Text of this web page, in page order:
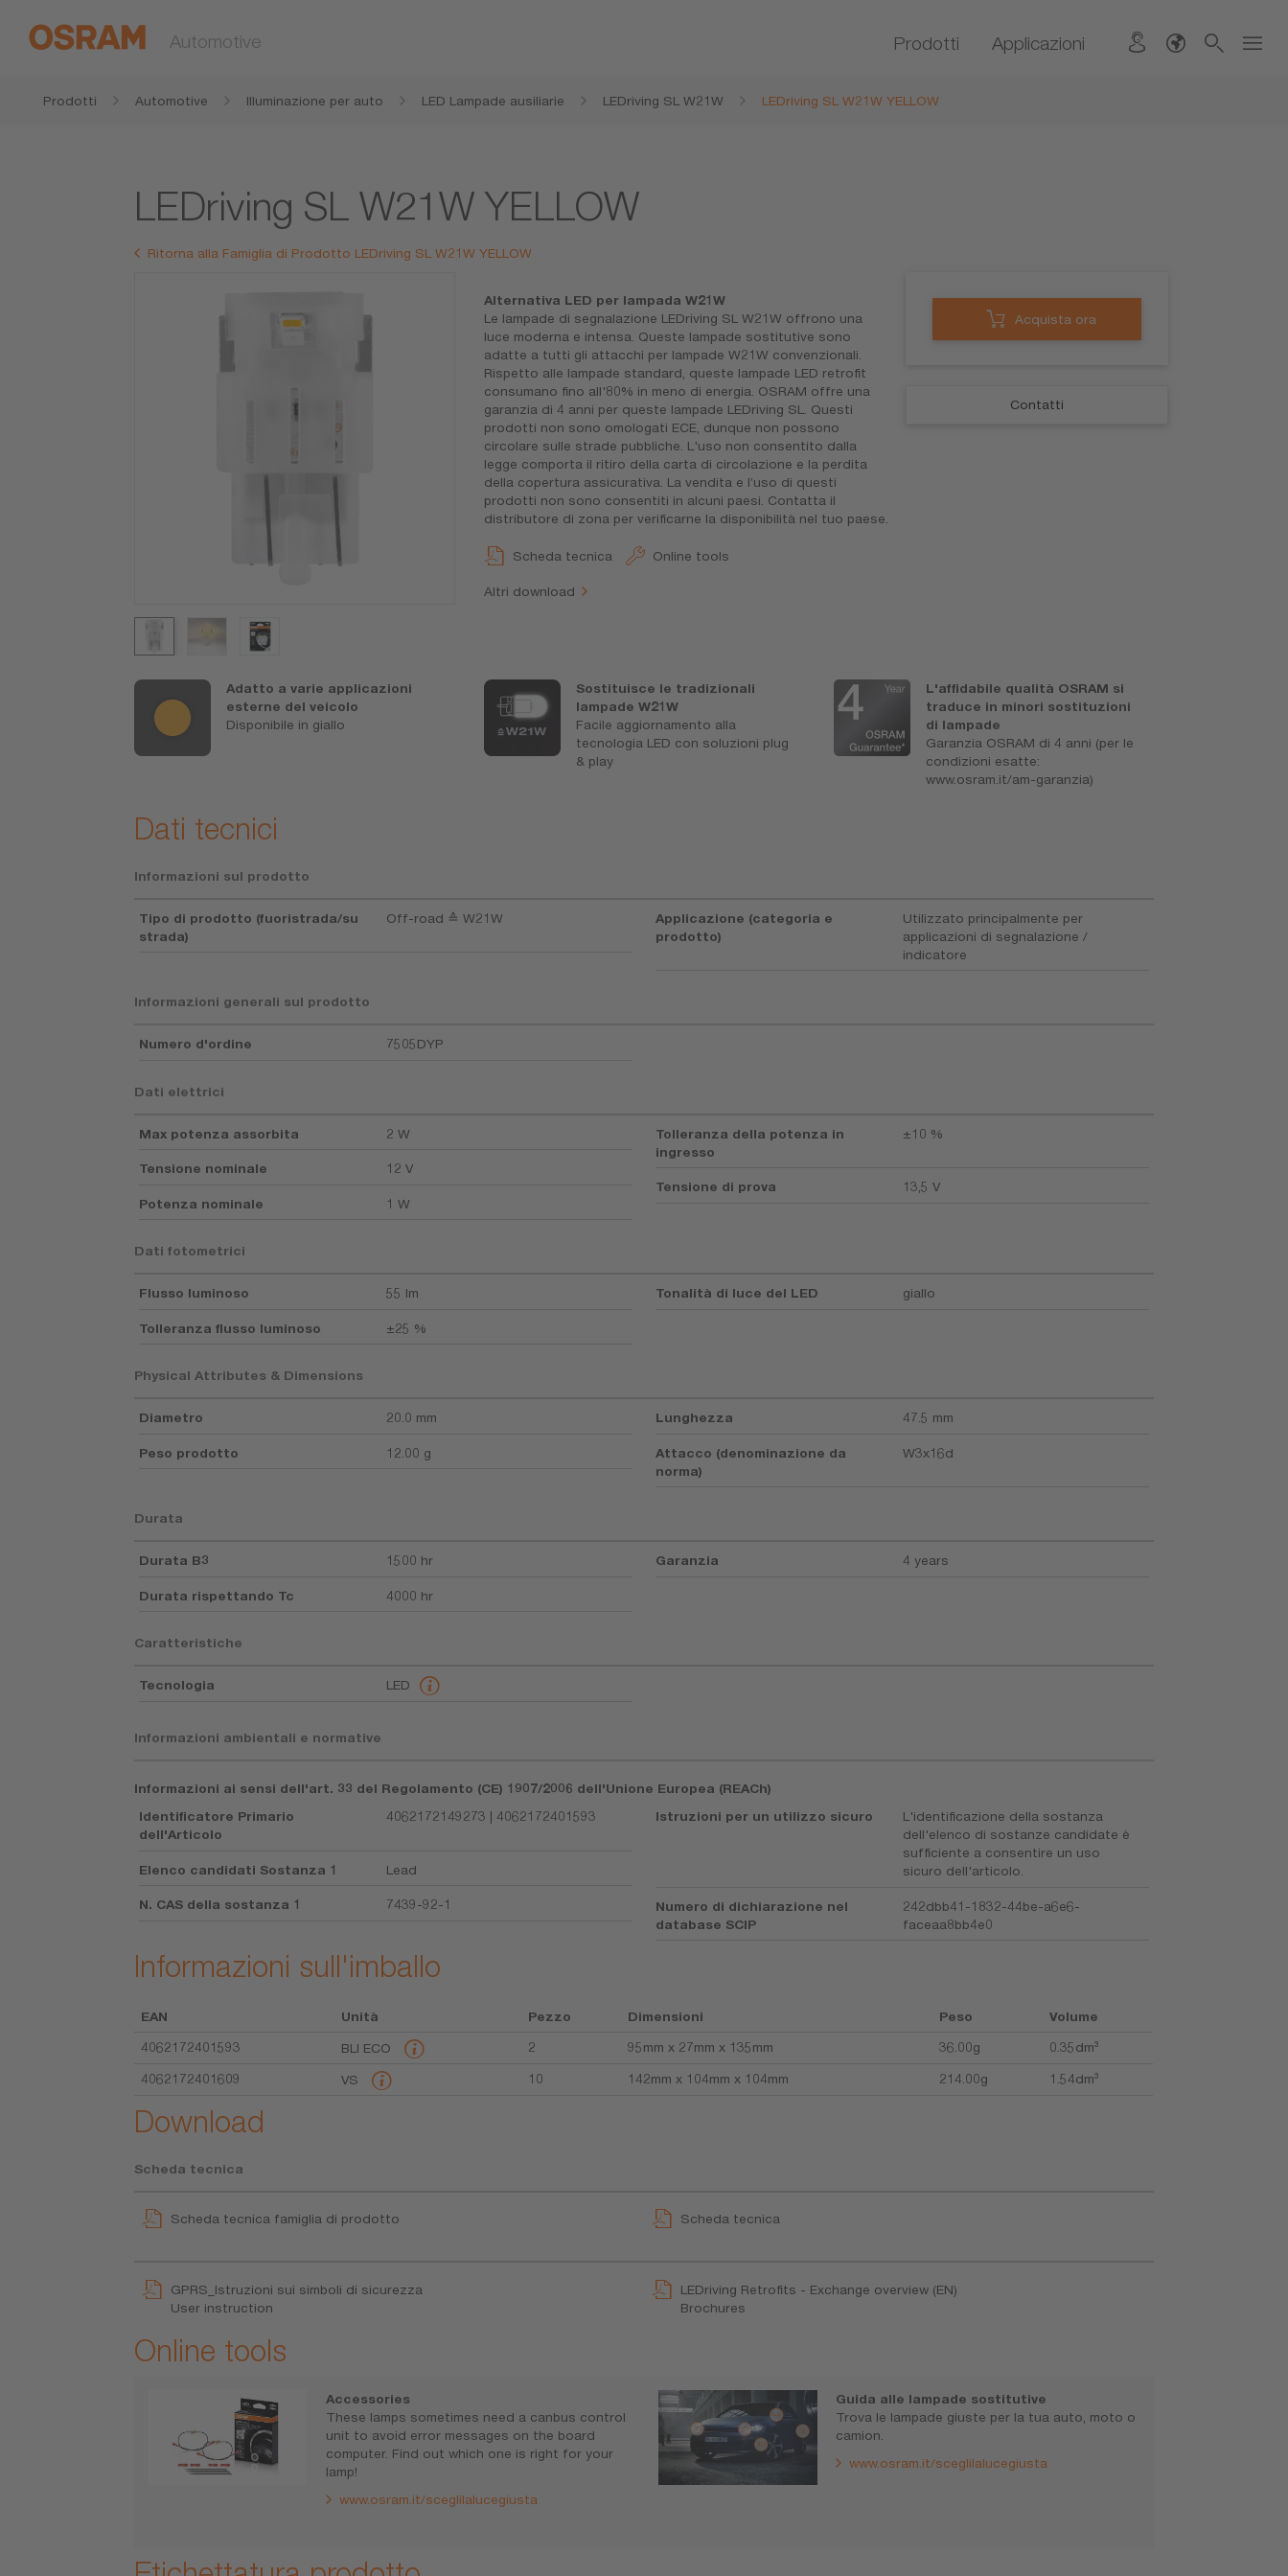
Automotive Prodotti Applicazioni
Prodotti Automotive Illuminazione per auto LED Lampade ausiliarie LEDriving SL W21W LEDriving SL W21W YELLOW
LEDriving SL W21W YELLOW
Ritorna alla Famiglia di Prodotto LEDriving SL W21W YELLOW
Alternativa LED per lampada W21W
Le lampade di segnalazione LEDriving SL W21W offrono una
luce moderna e intensa. Queste lampade sostitutive sono
adatte a tutti gli attacchi per lampade W21W convenzionali.
Rispetto alle lampade standard, queste lampade LED retrofit
consumano fino all'80% in meno di energia. OSRAM offre una
garanzia di 4 anni per queste lampade LEDriving SL. Questi
prodotti non sono omologati ECE, dunque non possono
circolare sulle strade pubbliche. L'uso non consentito dalla
legge comporta il ritiro della carta di circolazione e la perdita
della copertura assicurativa. La vendita e l’uso di questi
prodotti non sono consentiti in alcuni paesi. Contatta il
distributore di zona per verificarne la disponibilità nel tuo paese.
Scheda tecnica Online tools
Altri download
Acquista ora
Contatti
Adatto a varie applicazioni
esterne del veicolo
Disponibile in giallo
Sostituisce le tradizionali
lampade W21W
Facile aggiornamento alla
tecnologia LED con soluzioni plug
& play
L'affidabile qualità OSRAM si
traduce in minori sostituzioni
di lampade
Garanzia OSRAM di 4 anni (per le
condizioni esatte:
www.osram.it/am-garanzia)
Dati tecnici
Informazioni sul prodotto
Tipo di prodotto (fuoristrada/su
strada)
Off-road ≙ W21W
Applicazione (categoria e
prodotto)
Utilizzato principalmente per
applicazioni di segnalazione /
indicatore
Informazioni generali sul prodotto
Numero d'ordine 7505DYP
Dati elettrici
Max potenza assorbita 2 W
Tensione nominale 12 V
Potenza nominale 1 W
Tolleranza della potenza in
ingresso
±10 %
Tensione di prova 13,5 V
Dati fotometrici
Flusso luminoso 55 lm
Tolleranza flusso luminoso ±25 %
Tonalità di luce del LED giallo
Physical Attributes & Dimensions
Diametro 20.0 mm
Peso prodotto 12.00 g
Lunghezza 47.5 mm
Attacco (denominazione da
norma)
W3x16d
Durata
Durata B3 1500 hr
Durata rispettando Tc 4000 hr
Garanzia 4 years
Caratteristiche
Tecnologia LED
Informazioni ambientali e normative
Informazioni ai sensi dell'art. 33 del Regolamento (CE) 1907/2006 dell'Unione Europea (REACh)
Identificatore Primario
dell'Articolo
4062172149273 | 4062172401593
Elenco candidati Sostanza 1 Lead
N. CAS della sostanza 1 7439-92-1
Istruzioni per un utilizzo sicuro
L'identificazione della sostanza
dell'elenco di sostanze candidate è
sufficiente a consentire un uso
sicuro dell'articolo.
Numero di dichiarazione nel
database SCIP
242dbb41-1832-44be-a6e6-
faceaa8bb4e0
Informazioni sull'imballo
EAN Unità Pezzo Dimensioni Peso
Volume
4062172401593
BLI ECO 2 95mm x 27mm x 135mm 36.00g 0.35dm³
4062172401609 VS 10 142mm x 104mm x 104mm 214.00g 1.54dm³
Download
Scheda tecnica
Scheda tecnica famiglia di prodotto Scheda tecnica
GPRS_Istruzioni sui simboli di sicurezza
User instruction
LEDriving Retrofits - Exchange overview (EN)
Brochures
Online tools
Accessories
These lamps sometimes need a canbus control
unit to avoid error messages on the board
computer. Find out which one is right for your
lamp!
www.osram.it/sceglilalucegiusta
Guida alle lampade sostitutive
Trova le lampade giuste per la tua auto, moto o
camion.
www.osram.it/sceglilalucegiusta